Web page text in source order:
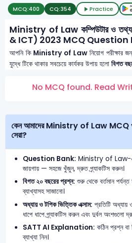
MCQ:400 CQ:354 Practice
Ministry of Law কম্পিউটার ও
& ICT) 2023 MCQ
আপনি কি Ministry of Lawনিয়োগ পরীক্ষার
যুদ্ধে টিকে থাকার সবচেয়ে কার্যকর উপায় হলোবিগত
No MCQ found. Read
কেন আমাদের Ministry of Law MCQ
সেরা?
Question Bank: Ministry of Law-
জায়গায় — সহজে খুঁজুন, দ্রুত প্র্যাকটিস করুন।
বিগত ২০ বছরের প্রশ্ন: শুরু থেকে বর্তমান
ব্যাখ্যাসহ সাজানো।
অধ্যায় ও টপিক ভিত্তিক এক্সাম: প্রতিটি অধ্যায়
ধাপে ধাপে প্র্যাকটিস করুন এবং দুর্বল অংশগুলো
SATT AI Explanation: কঠিন প্রশ্ন বা
ব্যাখ্যা নিন।